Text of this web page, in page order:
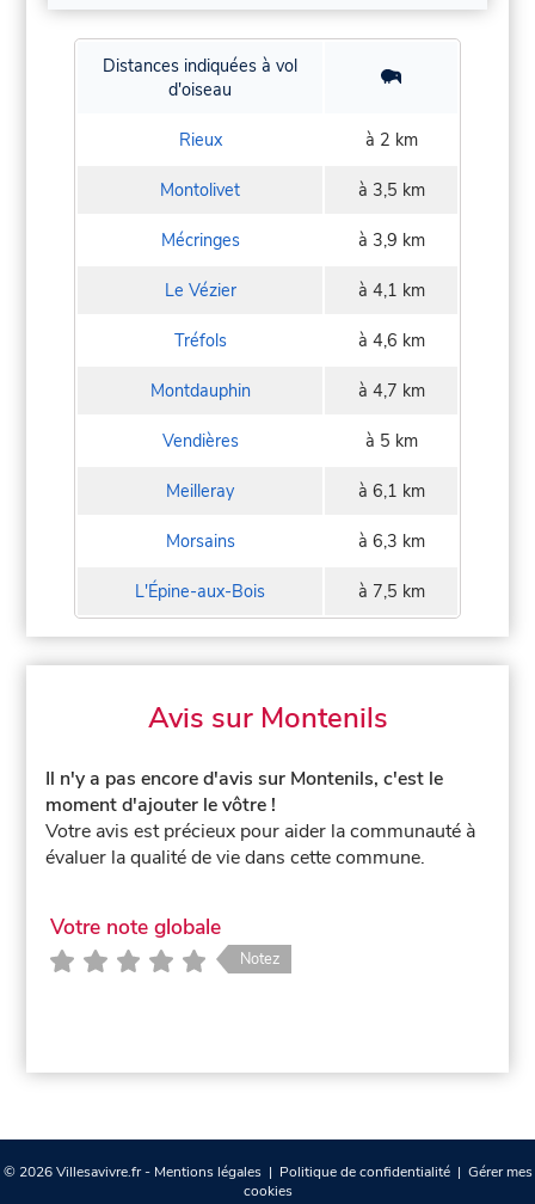
Distances indiquées à vol
d'oiseau
Rieux à 2 km
Montolivet à 3,5 km
Mécringes à 3,9 km
Le Vézier à 4,1 km
Tréfols à 4,6 km
Montdauphin à 4,7 km
Vendières à 5 km
Meilleray à 6,1 km
Morsains à 6,3 km
L'Épine-aux-Bois à 7,5 km
Avis sur Montenils
Il n'y a pas encore d'avis sur Montenils, c'est le
moment d'ajouter le vôtre !
Votre avis est précieux pour aider la communauté à
évaluer la qualité de vie dans cette commune.
Votre note globale
Notez
© 2026 Villesavivre.fr - Mentions légales| Politique de confidentialité| Gérer mes
cookies